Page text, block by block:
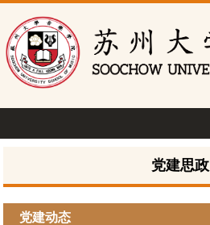
党建思政
党建动态